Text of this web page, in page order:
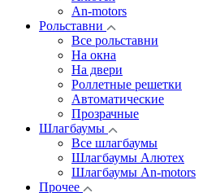
An-motors
Рольставни
Все рольставни
На окна
На двери
Роллетные решетки
Автоматические
Прозрачные
Шлагбаумы
Все шлагбаумы
Шлагбаумы Алютех
Шлагбаумы An-motors
Прочее